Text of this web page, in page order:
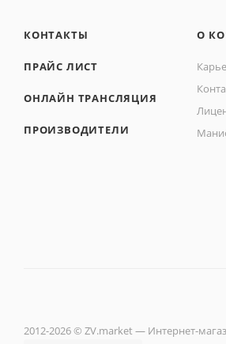
КОНТАКТЫ
ПРАЙС ЛИСТ
ОНЛАЙН ТРАНСЛЯЦИЯ
ПРОИЗВОДИТЕЛИ
О
2012-2026 © ZV.market — Интернет-